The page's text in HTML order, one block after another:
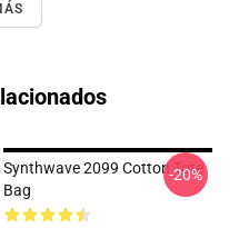
Synthwave 2099 Cotton Tote
Bag
-20%